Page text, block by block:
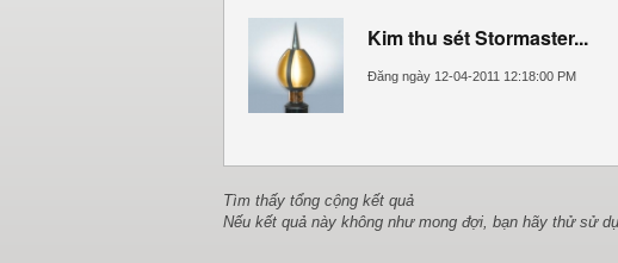
Kim thu sét Stormaster...
Đăng ngày 12-04-2011 12:18:00 PM
Tìm thấy tổng cộng kết quả
Nếu kết quả này không như mong đợi, bạn hãy thử sử